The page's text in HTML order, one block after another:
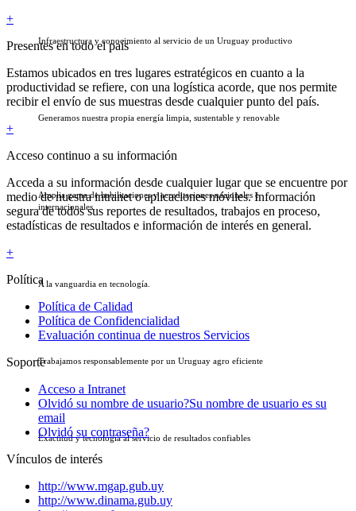
Infraestructura y conocimiento al servicio de un Uruguay productivo
Generamos nuestra propia energía limpia, sustentable y renovable
Amplia gama de habilitaciones y acreditaciones nacionales e
internacionales.
A la vanguardia en tecnologí­a.
Trabajamos responsablemente por un Uruguay agro eficiente
Exactitud y tecnología al servicio de resultados confiables
+
Presentes en todo el país
Estamos ubicados en tres lugares estratégicos en cuanto a la
productividad se refiere, con una logística acorde, que nos permite
recibir el envío de sus muestras desde cualquier punto del país.
+
Acceso continuo a su información
Acceda a su información desde cualquier lugar que se encuentre por
medio de nuestra intranet o aplicaciones móviles. Información
segura de todos sus reportes de resultados, trabajos en proceso,
estadísticas de resultados e información de interés en general.
+
Política
Política de Calidad
Política de Confidencialidad
Evaluación continua de nuestros Servicios
Soporte
Acceso a Intranet
Olvidó su nombre de usuario?Su nombre de usuario es su
email
Olvidó su contraseña?
Vínculos de interés
http://www.mgap.gub.uy
http://www.dinama.gub.uy